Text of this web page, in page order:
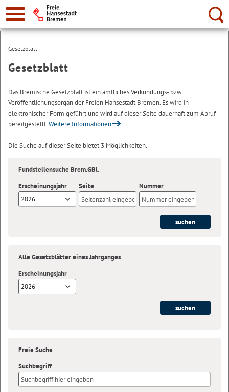
Suche:
Gesetzblatt
Gesetzblatt
Das Bremische Gesetzblatt ist ein amtliches Verkündungs- bzw.
Veröffentlichungsorgan der Freien Hansestadt Bremen. Es wird in
elektronischer Form geführt und wird auf dieser Seite dauerhaft zum Abruf
bereitgestellt.Weitere Informationen
Die Suche auf dieser Seite bietet 3 Möglichkeiten.
Fundstellensuche Brem.GBl.
Erscheinungsjahr
2026
Seite Nummer
Alle Gesetzblätter eines Jahrganges
Erscheinungsjahr
2026
Freie Suche
Suchbegriff